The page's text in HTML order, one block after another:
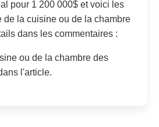
pour 1 200 000$ et voici les
la cuisine ou de la chambre
dans les commentaires :
ou de la chambre des
l'article.